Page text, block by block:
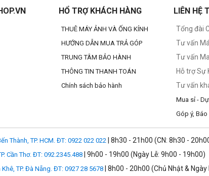
đa
bao gồm 2 thấu kính FLD và 2 thấu kính SLD, hiện tượng
học vượt trội. Ngay cả ở khẩu độ mở lớn, ống kính vẫn
HỔ TRỢ KHÁCH HÀNG
THUÊ MÁY ẢNH VÀ ỐNG KÍNH
HƯỚNG DẪN MUA TRẢ GÓP
TRUNG TÂM BẢO HÀNH
THÔNG TIN THANH TOÁN
Chính sách bảo hành
LIÊN HỆ
Tổng đài
Tư vấn
Tư vấn
Hỗ trợ Sự
Tư vấn
Mua sỉ -
Góp ý, Báo
Thành, TP. HCM. ĐT: 0922 022 022 | 8h30 - 21h00 (CN: 8h30 -
Cần Thơ. ĐT: 092.2345.488 | 9h00 - 19h00 (Ngày Lễ: 9h00 - 19h00)
TP. Đà Nẵng. ĐT: 0927 28 5678 | 8h00 - 20h00 (Chủ Nhật &